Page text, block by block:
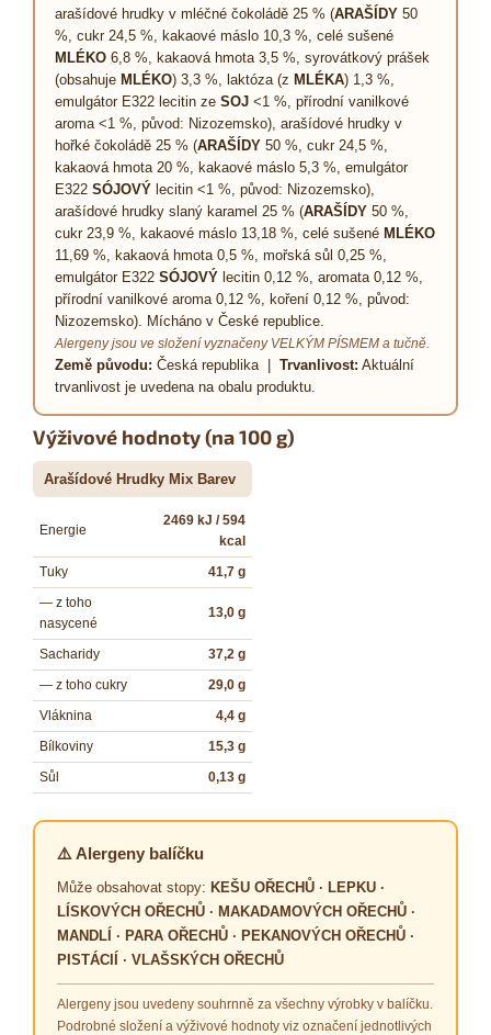
arašídové hrudky v mléčné čokoládě 25 % (ARAŠÍDY50
%, cukr 24,5 %, kakaové máslo 10,3 %, celé sušené
MLÉKO6,8 %, kakaová hmota 3,5 %, syrovátkový prášek
(obsahuje MLÉKO) 3,3 %, laktóza (z MLÉKA) 1,3 %,
emulgátor E322 lecitin ze SOJ<1 %, přírodní vanilkové
aroma <1 %, původ: Nizozemsko), arašídové hrudky v
hořké čokoládě 25 % (ARAŠÍDY50 %, cukr 24,5 %,
kakaová hmota 20 %, kakaové máslo 5,3 %, emulgátor
E322 SÓJOVÝlecitin <1 %, původ: Nizozemsko),
arašídové hrudky slaný karamel 25 % (ARAŠÍDY50 %,
cukr 23,9 %, kakaové máslo 13,18 %, celé sušené MLÉKO
11,69 %, kakaová hmota 0,5 %, mořská sůl 0,25 %,
emulgátor E322 SÓJOVÝlecitin 0,12 %, aromata 0,12 %,
přírodní vanilkové aroma 0,12 %, koření 0,12 %, původ:
Nizozemsko). Mícháno v České republice.
Alergeny jsou ve složení vyznačeny VELKÝM PÍSMEM a tučně.
Země původu: Česká republika | Trvanlivost: Aktuální
trvanlivost je uvedena na obalu produktu.
Výživové hodnoty (na 100 g)
Arašídové Hrudky Mix Barev
Energie
2469 kJ / 594
kcal
Tuky
41,7 g
— z toho
nasycené
13,0 g
Sacharidy
37,2 g
— z toho cukry
29,0 g
Vláknina
4,4 g
Bílkoviny
15,3 g
Sůl
0,13 g
⚠️ Alergeny balíčku
Může obsahovat stopy: KEŠU OŘECHŮ · LEPKU ·
LÍSKOVÝCH OŘECHŮ · MAKADAMOVÝCH OŘECHŮ ·
MANDLÍ · PARA OŘECHŮ · PEKANOVÝCH OŘECHŮ ·
PISTÁCIÍ · VLAŠSKÝCH OŘECHŮ
Alergeny jsou uvedeny souhrnně za všechny výrobky v balíčku.
Podrobné složení a výživové hodnoty viz označení jednotlivých